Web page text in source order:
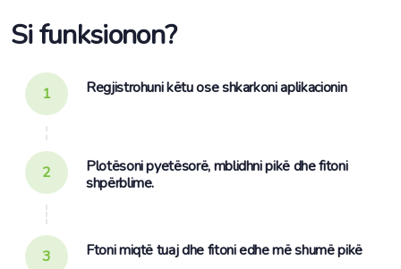
Si funksionon?
1 Regjistrohuni këtu ose shkarkoni aplikacionin
2
Plotësoni pyetësorë, mblidhni pikë dhe fitoni
shpërblime.
3 Ftoni miqtë tuaj dhe fitoni edhe më shumë pikë